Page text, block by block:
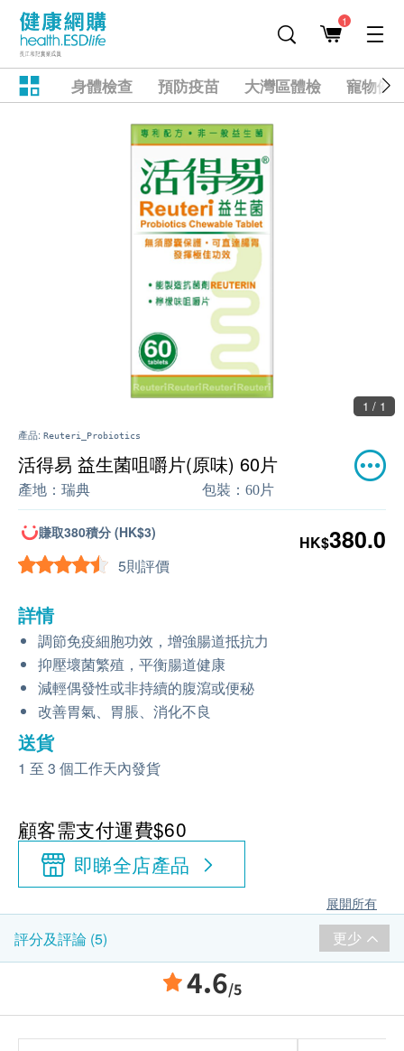
1
身體檢查 預防疫苗 大灣區體檢 寵物健
1 / 1
產品: Reuteri_Probiotics
活得易 益生菌咀嚼片(原味) 60片
產地： 瑞典 包裝： 60片
賺取380積分 (HK$3)
5則評價
HK$380.0
詳情
調節免疫細胞功效，增強腸道抵抗力
抑壓壞菌繁殖，平衡腸道健康
減輕偶發性或非持續的腹瀉或便秘
改善胃氣、胃脹、消化不良
送貨
1 至 3 個工作天內發貨
顧客需支付運費$60
即睇全店產品
展開所有
評分及評論 (5) 更少
4.6/5